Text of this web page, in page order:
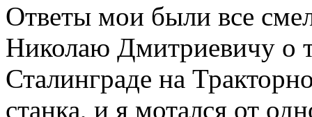
Ответы мои были все
Николаю Дмитриевичу о
Сталинграде на
станка, и я мотался от